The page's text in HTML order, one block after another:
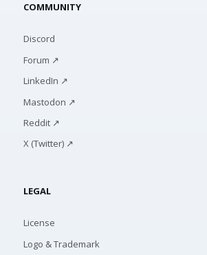
COMMUNITY
Discord
Forum ↗
LinkedIn ↗
Mastodon ↗
Reddit ↗
X (Twitter) ↗
LEGAL
License
Logo & Trademark